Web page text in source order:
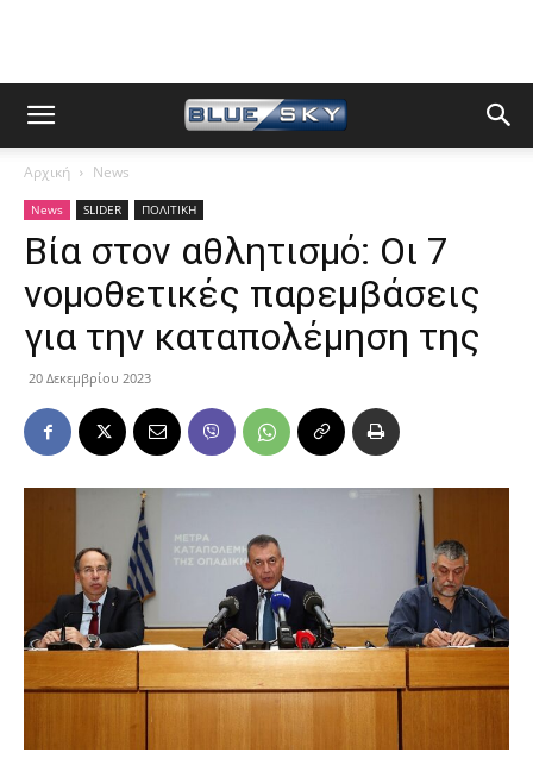
Αρχική News
News SLIDER ΠΟΛΙΤΙΚΗ
Βία στον αθλητισμό: Οι 7
νομοθετικές παρεμβάσεις
για την καταπολέμηση της
20 Δεκεμβρίου 2023